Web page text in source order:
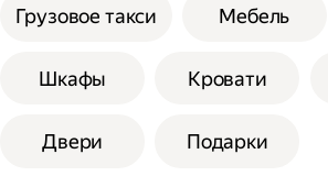
Грузовое такси Мебель
Шкафы Кровати
Двери Подарки